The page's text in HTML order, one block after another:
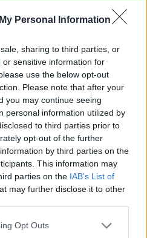
Personal Information
sharing to third parties, or
sensitive information for
use the below opt-out
Please note that after your
you may continue seeing
personal information utilized by
to third parties prior to
opt-out of the further
by third parties on the
This information may
parties on the IAB’s List of
may further disclose it to other
app uses one or more Google
Opt Outs
ágyút sütnek el
olvasom, hogy
hangját hallottuk, aki
a rajtvonalhoz és lefutotta
a Verrazzano Bridge-
Jahogy felbontottak két
nem segít, elveszítek 1.5
Ideje megemlítsem, hogy
csúcsot dönteni,
marcsi, 3:58 óra kellene
Jól ment a felkészülés,
hosszú a 42 km, lehet
de nem találok egyet
tartom a tervezett
érzed, hogy milyen